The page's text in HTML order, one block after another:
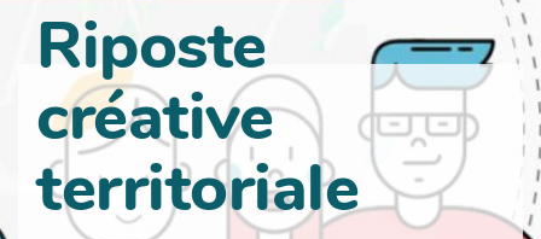
Riposte
créative
territoriale